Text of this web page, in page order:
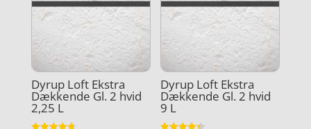
Dyrup Loft Ekstra
Dækkende Gl. 2 hvid
2,25 L
Dyrup Loft Ekstra
Dækkende Gl. 2 hvid
9 L